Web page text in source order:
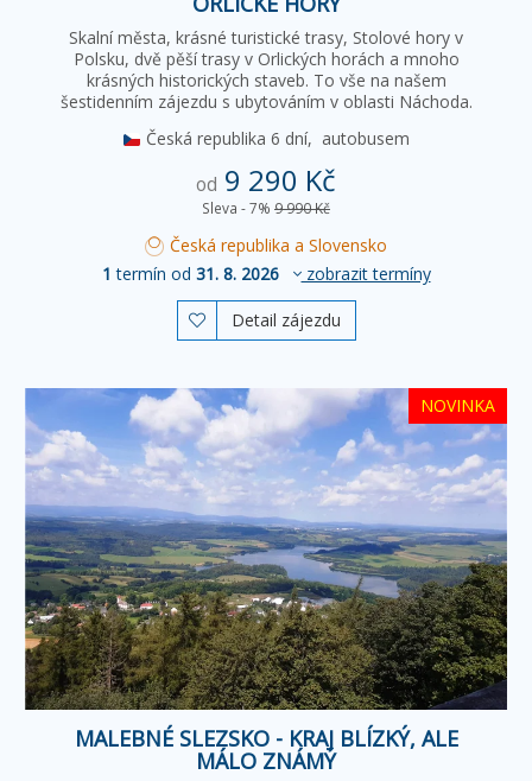
Skalní města, krásné turistické trasy, Stolové hory v
Polsku, dvě pěší trasy v Orlických horách a mnoho
krásných historických staveb. To vše na našem
šestidenním zájezdu s ubytováním v oblasti Náchoda.
Česká republika 6 dní, autobusem
od 9 290 Kč
Sleva - 7% 9 990 Kč
Česká republika a Slovensko
1 termín od 31. 8. 2026 zobrazit termíny
 Detail zájezdu
NOVINKA
MALEBNÉ SLEZSKO - KRAJ BLÍZKÝ, ALE
MÁLO ZNÁMÝ